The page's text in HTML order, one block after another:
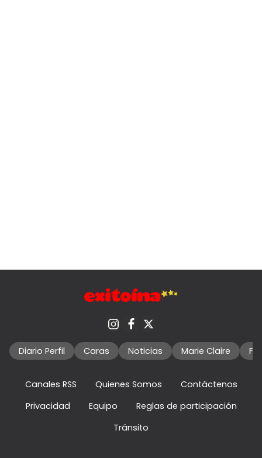
Diario Perfil Caras Noticias Marie Claire
Canales RSS Quienes Somos
Contáctenos
Privacidad
Equipo
Reglas de participación
Tránsito